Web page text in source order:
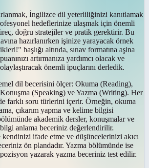
İngilizce dil yeterliliğinizi kanıtlamak
hedeflerinize ulaşmak için önemli
doğru stratejiler ve pratik gerektirir. Bu
hazırlanırken işinize yarayacak örnek
başlığı altında, sınav formatına aşina
artırmanıza yardımcı olacak ve
önemli ipuçlarını derledik.
dil becerisini ölçer: Okuma (Reading),
(Speaking) ve Yazma (Writing). Her
farklı soru türlerini içerir. Örneğin, okuma
çıkarım yapma ve kelime bilgisi
akademik dersler, konuşmalar ve
anlama beceriniz değerlendirilir.
ifade etme ve düşüncelerinizi akıcı
ön plandadır. Yazma bölümünde ise
yazarak yazma beceriniz test edilir.